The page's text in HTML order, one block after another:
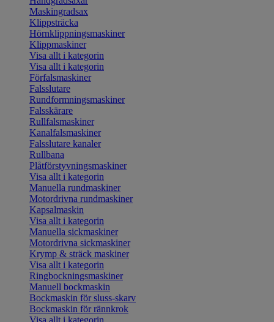
Maskingradsax
Klippsträcka
Hörnklippningsmaskiner
Klippmaskiner
Visa allt i kategorin
Visa allt i kategorin
Förfalsmaskiner
Falsslutare
Rundformningsmaskiner
Falsskärare
Rullfalsmaskiner
Kanalfalsmaskiner
Falsslutare kanaler
Rullbana
Plåtförstyvningsmaskiner
Visa allt i kategorin
Manuella rundmaskiner
Motordrivna rundmaskiner
Kapsalmaskin
Visa allt i kategorin
Manuella sickmaskiner
Motordrivna sickmaskiner
Krymp & sträck maskiner
Visa allt i kategorin
Ringbockningsmaskiner
Manuell bockmaskin
Bockmaskin för sluss-skarv
Bockmaskin för rännkrok
Visa allt i kategorin